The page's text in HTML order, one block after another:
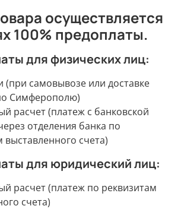
осуществляется
100% предоплаты.
для физических лиц:
самовывозе или доставке
Симферополю)
расчет (платеж с банковской
отделения банка по
выставленного счета)
для юридический лиц:
расчет (платеж по реквизитам
счета)